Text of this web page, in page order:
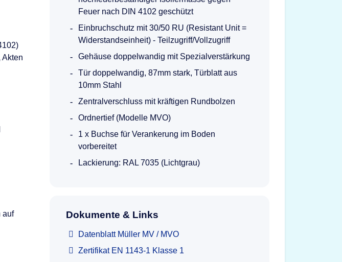
Akten
auf
Feuer nach DIN 4102 geschützt
Einbruchschutz mit 30/50 RU (Resistant Unit =
Widerstandseinheit) - Teilzugriff/Vollzugriff
Gehäuse doppelwandig mit Spezialverstärkung
Tür doppelwandig, 87mm stark, Türblatt aus
10mm Stahl
Zentralverschluss mit kräftigen Rundbolzen
Ordnertief (Modelle MVO)
1 x Buchse für Verankerung im Boden
vorbereitet
Lackierung: RAL 7035 (Lichtgrau)
Dokumente & Links
Datenblatt Müller MV / MVO
Zertifikat EN 1143-1 Klasse 1